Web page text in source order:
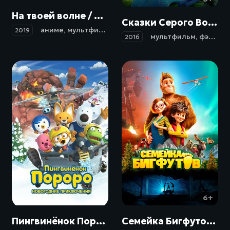
На твоей волне / Kimi to, nami ni noretara (2019)
2019 аниме, мультфильм мелодрама фэнтези
Сказки Серого Волка / Revolting Rhymes (2016)
2016 мультфильм, фэнтези
Пингвинёнок Пороро. Новогодние приключения / Pororo, the Snow Fairy Village Adventure (2014)
6+
Семейка Бигфутов / Bigfoot Family (2020)